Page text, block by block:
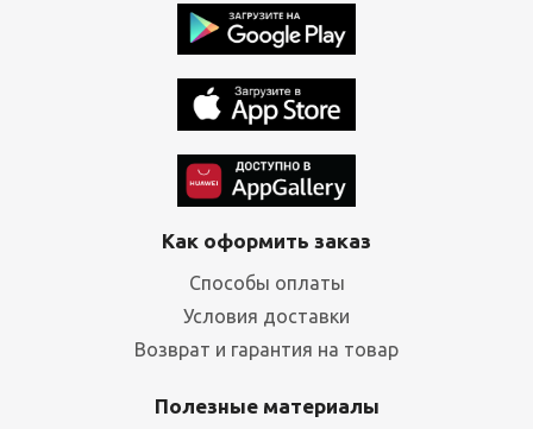
Как оформить заказ
Способы оплаты
Условия доставки
Возврат и гарантия на товар
Полезные материалы